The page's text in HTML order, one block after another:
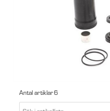
Antal artiklar6